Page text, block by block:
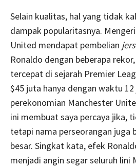
Selain kualitas, hal yang tidak
dampak popularitasnya.
United mendapat pembelian
Ronaldo dengan beberapa
tercepat di sejarah Premier
$45 juta hanya dengan waktu
perekonomian Manchester
ini membuat saya percaya jika,
tetapi nama perseorangan juga
besar. Singkat kata, efek
menjadi angin segar seluruh lini